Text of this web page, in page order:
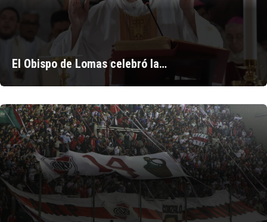
El Obispo de Lomas celebró la…